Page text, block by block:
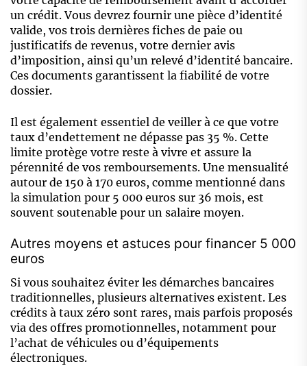
un crédit. Vous devrez fournir une pièce d’identité
valide, vos trois dernières fiches de paie ou
justificatifs de revenus, votre dernier avis
d’imposition, ainsi qu’un relevé d’identité bancaire.
Ces documents garantissent la fiabilité de votre
dossier.
Il est également essentiel de veiller à ce que votre
taux d’endettement ne dépasse pas 35 %. Cette
limite protège votre reste à vivre et assure la
pérennité de vos remboursements. Une mensualité
autour de 150 à 170 euros, comme mentionné dans
la simulation pour 5 000 euros sur 36 mois, est
souvent soutenable pour un salaire moyen.
Autres moyens et astuces pour financer 5 000
euros
Si vous souhaitez éviter les démarches bancaires
traditionnelles, plusieurs alternatives existent. Les
crédits à taux zéro sont rares, mais parfois proposés
via des offres promotionnelles, notamment pour
l’achat de véhicules ou d’équipements
électroniques.